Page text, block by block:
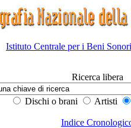
Istituto Centrale per i Beni
Ricerca libera
Dischi o brani Artisti
Indice